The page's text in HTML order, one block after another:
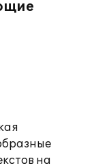
на